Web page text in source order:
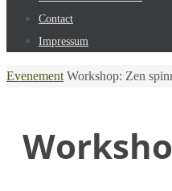
Contact
Impressum
Home
Evenement Workshop: Zen